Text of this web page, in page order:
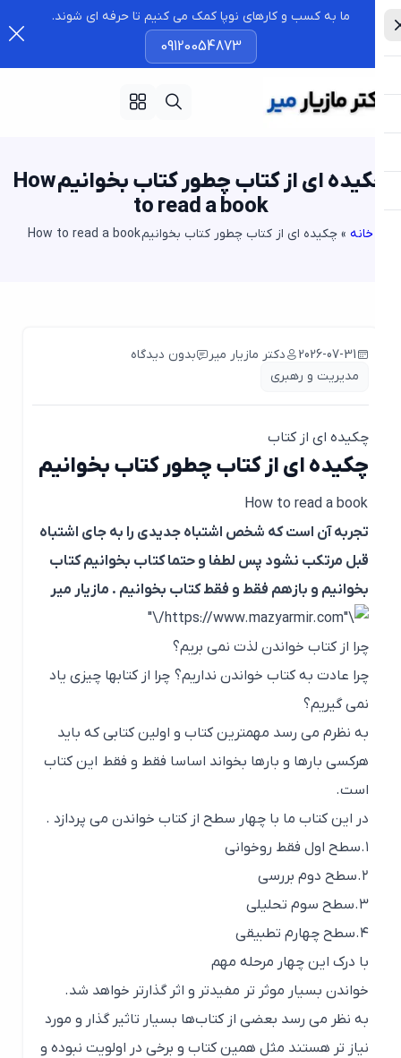
ما به کسب و کارهای نوپا کمک می کنیم تا حرفه ای شوند.
09120054873
چکیده ای از کتاب چطور کتاب بخوانیم How
to read a book
»چکیده ای از کتاب چطور کتاب بخوانیم How to read a book
2026-07-31 دکتر مازیار میر
بدون دیدگاه
مدیریت و رهبری
چکیده ای از کتاب
چکیده ای از کتاب چطور کتاب بخوانیم
تجربه آن است که شخص اشتباه جدیدی را به جای اشتباه
قبل مرتکب نشود پس لطفا و حتما کتاب بخوانیم کتاب
بخوانیم و بازهم فقط و فقط کتاب بخوانیم . مازیار میر
چرا از کتاب خواندن لذت نمی بریم؟
چرا عادت به کتاب خواندن نداریم؟ چرا از کتابها چیزی یاد
نمی گیریم؟
به نظرم می رسد مهمترین کتاب و اولین کتابی که باید
هرکسی بارها و بارها بخواند اساسا فقط و فقط این کتاب
است.
در این کتاب ما با چهار سطح از کتاب خواندن می پردازد .
با درک این چهار مرحله مهم
خواندن بسیار موثر تر مفیدتر و اثر گذارتر خواهد شد.
به نظر می رسد بعضی از کتاب‌ها بسیار تاثیر گذار و مورد
نیاز تر هستند مثل همین کتاب و برخی در اولویت نبوده و